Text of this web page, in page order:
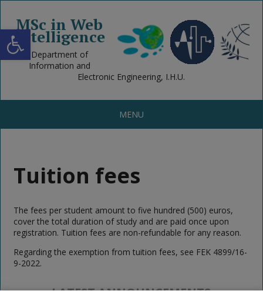
Open toolbarMSc in Web
Intelligence
Department of
Information and
Electronic Engineering, I.H.U.
MENU
Tuition fees
The fees per student amount to five hundred (500) euros,
cover the total duration of study and are paid once upon
registration. Tuition fees are non-refundable for any reason.
Regarding the exemption from tuition fees, see FEK 4899/16-
9-2022.